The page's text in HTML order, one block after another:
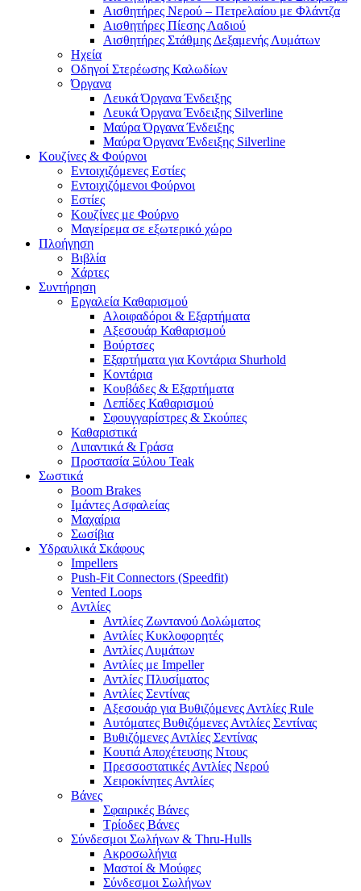
Αισθητήρες Νερού – Πετρελαίου με Φλάντζα
Αισθητήρες Πίεσης Λαδιού
Αισθητήρες Στάθμης Δεξαμενής Λυμάτων
Ηχεία
Οδηγοί Στερέωσης Καλωδίων
Όργανα
Λευκά Όργανα Ένδειξης
Λευκά Όργανα Ένδειξης Silverline
Μαύρα Όργανα Ένδειξης
Μαύρα Όργανα Ένδειξης Silverline
Κουζίνες & Φούρνοι
Εντοιχιζόμενες Εστίες
Εντοιχιζόμενοι Φούρνοι
Εστίες
Κουζίνες με Φούρνο
Μαγείρεμα σε εξωτερικό χώρο
Πλοήγηση
Βιβλία
Χάρτες
Συντήρηση
Εργαλεία Καθαρισμού
Αλοιφαδόροι & Εξαρτήματα
Αξεσουάρ Καθαρισμού
Βούρτσες
Εξαρτήματα για Κοντάρια Shurhold
Κοντάρια
Κουβάδες & Εξαρτήματα
Λεπίδες Καθαρισμού
Σφουγγαρίστρες & Σκούπες
Καθαριστικά
Λιπαντικά & Γράσα
Προστασία Ξύλου Teak
Σωστικά
Boom Brakes
Ιμάντες Ασφαλείας
Μαχαίρια
Σωσίβια
Υδραυλικά Σκάφους
Impellers
Push-Fit Connectors (Speedfit)
Vented Loops
Αντλίες
Αντλίες Ζωντανού Δολώματος
Αντλίες Κυκλοφορητές
Αντλίες Λυμάτων
Αντλίες με Impeller
Αντλίες Πλυσίματος
Αντλίες Σεντίνας
Αξεσουάρ για Βυθιζόμενες Αντλίες Rule
Αυτόματες Βυθιζόμενες Αντλίες Σεντίνας
Βυθιζόμενες Αντλίες Σεντίνας
Κουτιά Αποχέτευσης Ντους
Πρεσσοστατικές Αντλίες Νερού
Χειροκίνητες Αντλίες
Βάνες
Σφαιρικές Βάνες
Τρίοδες Βάνες
Σύνδεσμοι Σωλήνων & Thru-Hulls
Ακροσωλήνια
Μαστοί & Μούφες
Σύνδεσμοι Σωλήνων